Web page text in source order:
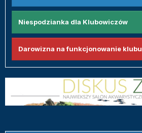
Niespodzianka dla Klubowiczów
Darowizna na funkcjonowanie klubu